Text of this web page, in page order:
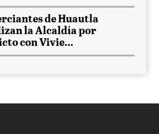
de Huautla
la Alcaldía por
con Vivie...